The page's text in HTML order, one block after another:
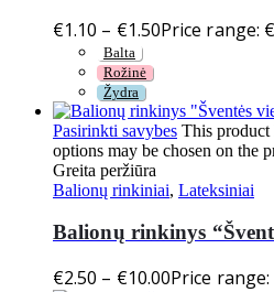
€1.10 – €1.50Price range:
Balta
Rožinė
Žydra
Pasirinkti savybes This product
options may be chosen on the
Greita peržiūra
Balionų rinkiniai, Lateksiniai
Balionų rinkinys
€2.50 – €10.00Price